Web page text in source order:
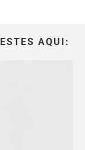
AQUI: